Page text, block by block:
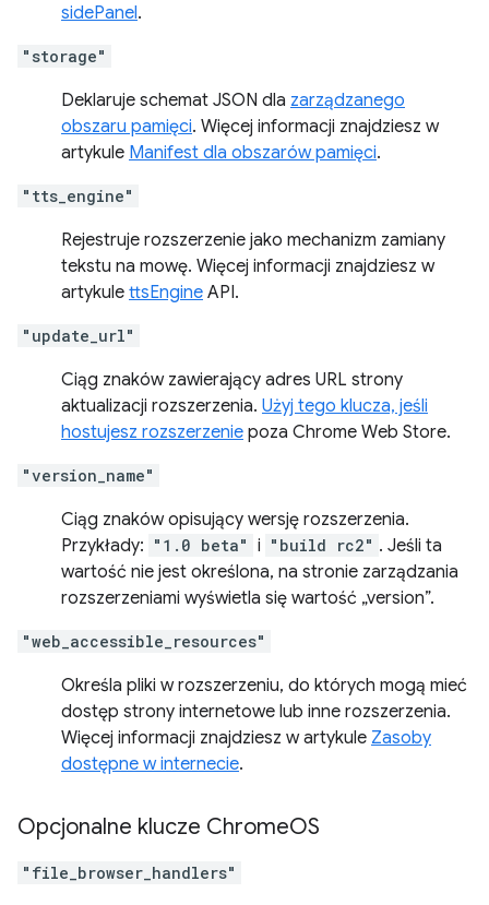
sidePanel.
"storage"
Deklaruje schemat JSON dla zarządzanego
obszaru pamięci. Więcej informacji znajdziesz w
artykule Manifest dla obszarów pamięci.
"tts_engine"
Rejestruje rozszerzenie jako mechanizm zamiany
tekstu na mowę. Więcej informacji znajdziesz w
artykule ttsEngine API.
"update_url"
Ciąg znaków zawierający adres URL strony
aktualizacji rozszerzenia. Użyj tego klucza, jeśli
hostujesz rozszerzenie poza Chrome Web Store.
"version_name"
Ciąg znaków opisujący wersję rozszerzenia.
Przykłady: "1.0 beta" i "build rc2" . Jeśli ta
wartość nie jest określona, na stronie zarządzania
rozszerzeniami wyświetla się wartość „version”.
"web_accessible_resources"
Określa pliki w rozszerzeniu, do których mogą mieć
dostęp strony internetowe lub inne rozszerzenia.
Więcej informacji znajdziesz w artykule Zasoby
dostępne w internecie.
Opcjonalne klucze ChromeOS
"file_browser_handlers"